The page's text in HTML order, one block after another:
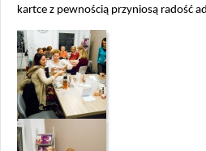
kartce z pewnością przyniosą radość